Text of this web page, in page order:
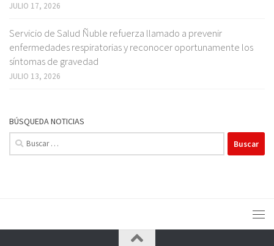
JULIO 17, 2026
Servicio de Salud Ñuble refuerza llamado a prevenir
enfermedades respiratorias y reconocer oportunamente los
síntomas de gravedad
JULIO 13, 2026
BÚSQUEDA NOTICIAS
Buscar: